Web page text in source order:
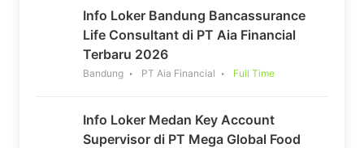
Info Loker Bandung Bancassurance
Life Consultant di PT Aia Financial
Terbaru 2026
Bandung PT Aia Financial Full Time
Info Loker Medan Key Account
Supervisor di PT Mega Global Food